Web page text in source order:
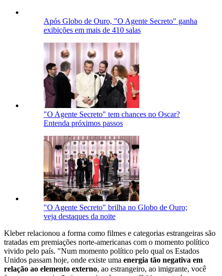
Após Globo de Ouro, "O Agente Secreto" ganha
exibições em mais de 410 salas
"O Agente Secreto" tem chances no Oscar?
Entenda próximos passos
"O Agente Secreto" brilha no Globo de Ouro;
veja destaques da noite
Kleber relacionou a forma como filmes e categorias estrangeiras são
tratadas em premiações norte-americanas com o momento político
vivido pelo país. "Num momento político pelo qual os Estados
Unidos passam hoje, onde existe uma energia tão negativa em
relação ao elemento externo, ao estrangeiro, ao imigrante, você